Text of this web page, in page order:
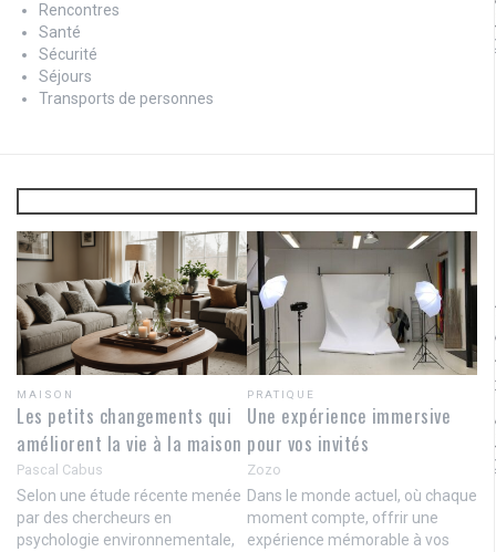
Rencontres
Santé
Sécurité
Séjours
Transports de personnes
MAISON
Les petits changements qui
améliorent la vie à la maison
Pascal Cabus
Selon une étude récente menée
par des chercheurs en
psychologie environnementale,
PRATIQUE
Une expérience immersive
pour vos invités
Zozo
Dans le monde actuel, où chaque
moment compte, offrir une
expérience mémorable à vos